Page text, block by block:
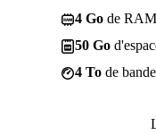
4 Go de RAM
50 Go
4 To de